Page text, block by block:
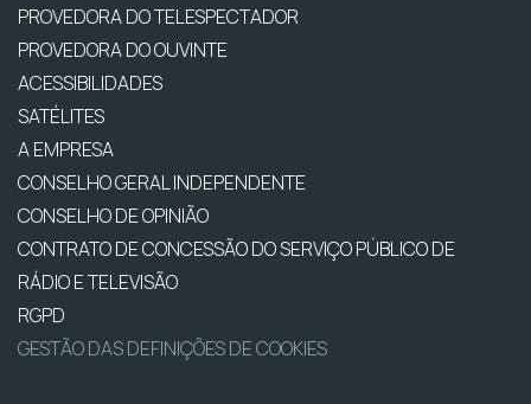
PROVEDORA DO TELESPECTADOR
PROVEDORA DO OUVINTE
ACESSIBILIDADES
SATÉLITES
A EMPRESA
CONSELHO GERAL INDEPENDENTE
CONSELHO DE OPINIÃO
CONTRATO DE CONCESSÃO DO SERVIÇO PÚBLICO DE
RÁDIO E TELEVISÃO
RGPD
GESTÃO DAS DEFINIÇÕES DE COOKIES